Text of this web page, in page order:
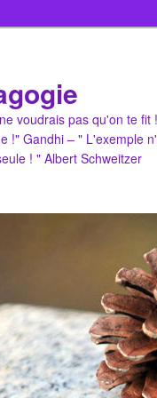
voudrais pas qu'on te
!" Gandhi – " L'exemple
! " Albert Schweitzer